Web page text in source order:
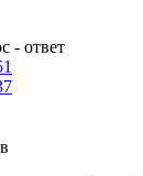
- ответ